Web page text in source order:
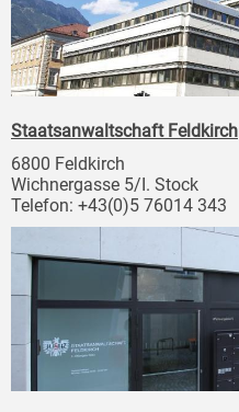
Staatsanwaltschaft Feldkirch
6800 Feldkirch
Wichnergasse 5/I. Stock
Telefon: +43(0)5 76014 343